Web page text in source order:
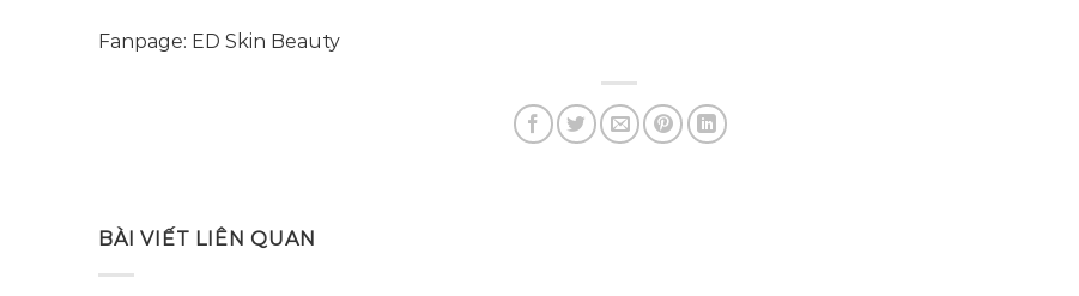
Fanpage: ED Skin Beauty
BÀI VIẾT LIÊN QUAN